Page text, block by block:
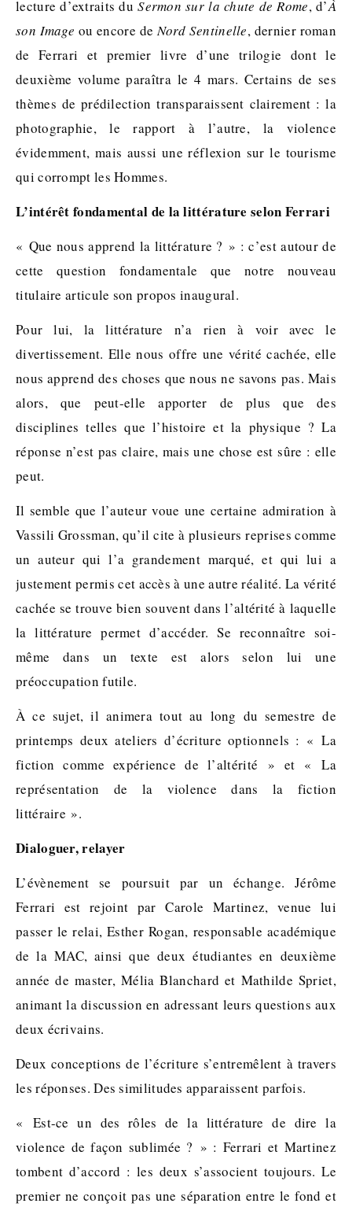
lecture d’extraits duSermon sur la chute de Rome, d’À
son Image ou encore deNord Sentinelle, dernier roman
de Ferrari et premier livre d’une trilogie dont le
deuxième volume paraîtra le 4 mars. Certains de ses
thèmes de prédilection transparaissent clairement : la
photographie, le rapport à l’autre, la violence
évidemment, mais aussi une réflexion sur le tourisme
qui corrompt les Hommes.
L’intérêt fondamental de la littérature selon Ferrari
« Que nous apprend la littérature ? » : c’est autour de
cette question fondamentale que notre nouveau
titulaire articule son propos inaugural.
Pour lui, la littérature n’a rien à voir avec le
divertissement. Elle nous offre une vérité cachée, elle
nous apprend des choses que nous ne savons pas. Mais
alors, que peut-elle apporter de plus que des
disciplines telles que l’histoire et la physique ? La
réponse n’est pas claire, mais une chose est sûre : elle
peut.
Il semble que l’auteur voue une certaine admiration à
Vassili Grossman, qu’il cite à plusieurs reprises comme
un auteur qui l’a grandement marqué, et qui lui a
justement permis cet accès à une autre réalité. La vérité
cachée se trouve bien souvent dans l’altérité à laquelle
la littérature permet d’accéder. Se reconnaître soi-
même dans un texte est alors selon lui une
préoccupation futile.
À ce sujet, il animera tout au long du semestre de
printemps deux ateliers d’écriture optionnels : « La
fiction comme expérience de l’altérité » et « La
représentation de la violence dans la fiction
littéraire ».
Dialoguer, relayer
L’évènement se poursuit par un échange. Jérôme
Ferrari est rejoint par Carole Martinez, venue lui
passer le relai, Esther Rogan, responsable académique
de la MAC, ainsi que deux étudiantes en deuxième
année de master, Mélia Blanchard et Mathilde Spriet,
animant la discussion en adressant leurs questions aux
deux écrivains.
Deux conceptions de l’écriture s’entremêlent à travers
les réponses. Des similitudes apparaissent parfois.
« Est-ce un des rôles de la littérature de dire la
violence de façon sublimée ? » : Ferrari et Martinez
tombent d’accord : les deux s’associent toujours. Le
premier ne conçoit pas une séparation entre le fond et